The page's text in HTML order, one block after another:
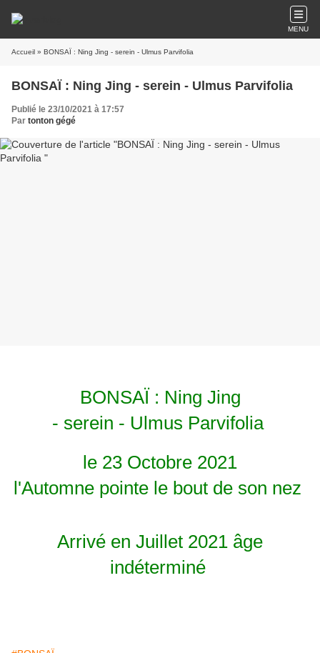
MENU
Accueil » BONSAÏ : Ning Jing - serein - Ulmus Parvifolia
BONSAÏ : Ning Jing - serein - Ulmus Parvifolia
Publié le 23/10/2021 à 17:57
Par tonton gégé
BONSAÏ : Ning Jing
- serein - Ulmus Parvifolia
le 23 Octobre 2021
l'Automne pointe le bout de son nez
Arrivé en Juillet 2021 âge
indéterminé